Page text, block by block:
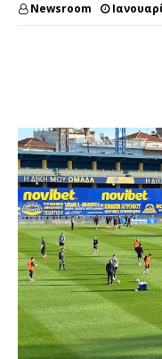
Newsroom